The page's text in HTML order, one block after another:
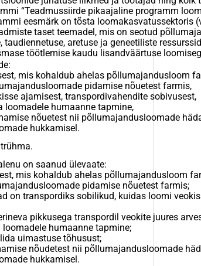
“Teadmussiirde pikaajaline programm
eesmärk on tõsta loomakasvatussektoris
taset teemadel, mis on seotud
taudiennetuse, aretuse ja geneetiliste
töötlemise kaudu lisandväärtuse
mis kohaldub ahelas põllumajandusloom
pidamise nõuetest farmis,
ajamisest, transpordivahendite sobivusest,
loomadele humaanne tapmine,
nõuetest nii põllumajandusloomade
hukkamisel.
on saanud ülevaate:
mis kohaldub ahelas põllumajandusloom
pidamise nõuetest farmis;
on transpordiks sobilikud, kuidas loomi
pikkusega transpordil veokite juures
humaanne tapmine;
uimastuse tõhusust;
nõudetest nii põllumajandusloomade
hukkamisel.